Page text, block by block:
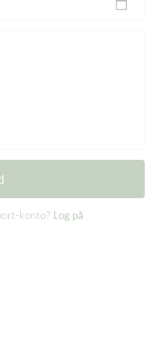
konto? Log på